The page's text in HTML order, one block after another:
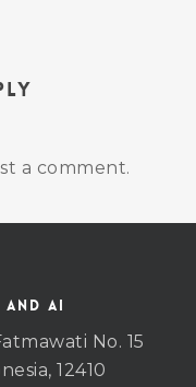
a comment.
AI
No. 15
12410